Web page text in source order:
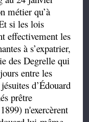
métier qu’à
si les lois
effectivement les
à s’expatrier,
des Degrelle qui
entre les
d’Édouard
prêtre
n'exercèrent